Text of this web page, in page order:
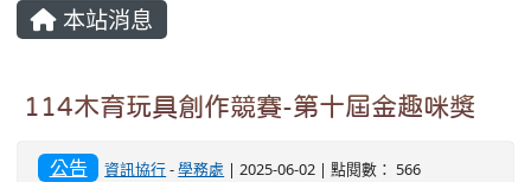
本站消息
114木育玩具創作競賽-第十屆金趣咪獎
公告 資訊協行-學務處 | 2025-06-02 | 點閱數： 566